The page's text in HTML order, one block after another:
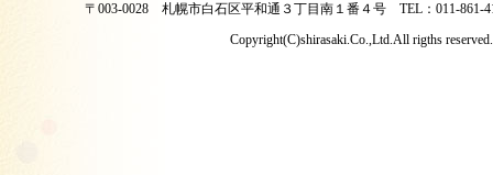
〒003-0028 札幌市白石区平和通３丁目南１番４号 TEL：011-861-
Copyright(C)shirasaki.Co.,Ltd.All rigths reserved.